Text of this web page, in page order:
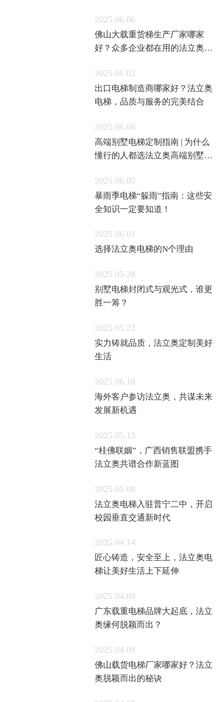
2025.06.06
佛山大载重货梯生产厂家哪家
好？众多企业都在用的法立奥货
2025.06.02
出口电梯制造商哪家好？法立奥
电梯，品质与服务的完美结合
2025.06.06
高端别墅电梯定制指南 | 为什么
懂行的人都选法立奥高端别墅住
2025.06.05
暴雨季电梯“躲雨”指南：这些安
全知识一定要知道！
2025.06.01
选择法立奥电梯的N个理由
2025.05.28
别墅电梯封闭式与观光式，谁更
胜一筹？
2025.05.23
实力铸就品质，法立奥定制美好
生活
2025.06.18
海外客户参访法立奥，共谋未来
发展新机遇
2025.05.13
“桂佛联姻”，广西销售联盟携手
法立奥共谱合作新蓝图
2025.05.08
法立奥电梯入驻普宁二中，开启
校园垂直交通新时代
2025.04.14
匠心铸造，安全至上，法立奥电
梯让美好生活上下延伸
2025.04.09
广东载重电梯品牌大起底，法立
奥缘何脱颖而出？
2025.04.09
佛山载货电梯厂家哪家好？法立
奥脱颖而出的秘诀